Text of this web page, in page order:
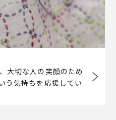
大切な人の笑顔のため
う気持ちを応援してい